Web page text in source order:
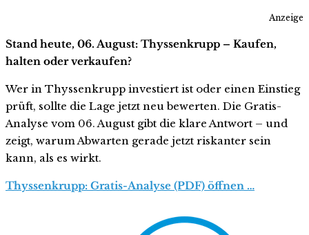
Anzeige
Stand heute, 06. August: Thyssenkrupp – Kaufen,
halten oder verkaufen?
Wer in Thyssenkrupp investiert ist oder einen Einstieg
prüft, sollte die Lage jetzt neu bewerten. Die Gratis-
Analyse vom 06. August gibt die klare Antwort – und
zeigt, warum Abwarten gerade jetzt riskanter sein
kann, als es wirkt.
Thyssenkrupp: Gratis-Analyse (PDF) öffnen …